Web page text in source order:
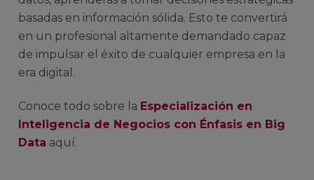
basadas en información sólida. Esto te convertirá
en un profesional altamente demandado capaz
de impulsar el éxito de cualquier empresa en la
era digital.
Conoce todo sobre la Especialización en
Inteligencia de Negocios con Énfasis en Big
Data aquí.